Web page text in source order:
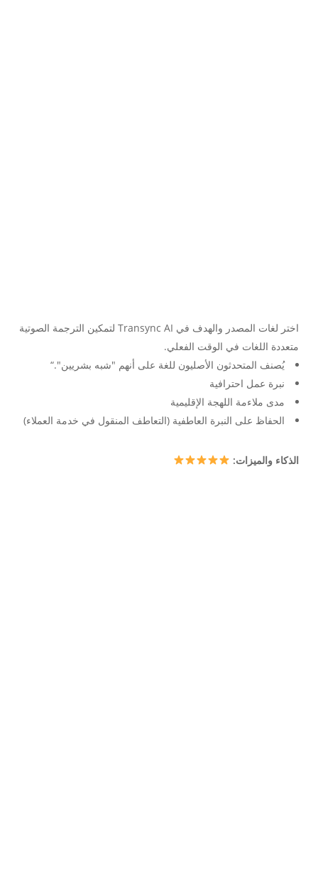
اختر لغات المصدر والهدف في Transync AI لتمكين الترجمة الصوتية
متعددة اللغات في الوقت الفعلي.
يُصنف المتحدثون الأصليون للغة على أنهم "شبه بشريين".“
نبرة عمل احترافية
مدى ملاءمة اللهجة الإقليمية
الحفاظ على النبرة العاطفية (التعاطف المنقول في خدمة العملاء)
الذكاء والميزات: